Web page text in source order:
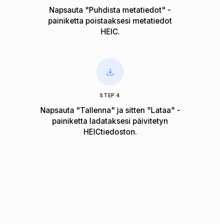
Napsauta "Puhdista metatiedot" -
painiketta poistaaksesi metatiedot
HEIC.
STEP 4
Napsauta "Tallenna" ja sitten "Lataa" -
painiketta ladataksesi päivitetyn
HEICtiedoston.